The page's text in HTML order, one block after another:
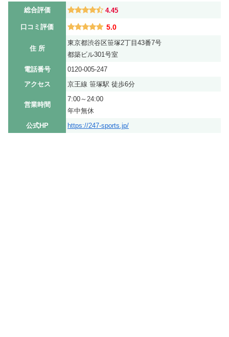
総合評価 4.45
口コミ評価 5.0
住 所
東京都渋谷区笹塚2丁目43番7号
都築ビル301号室
電話番号
0120-005-247
アクセス
京王線 笹塚駅 徒歩6分
営業時間
7:00～24:00
年中無休
公式HP
https://247-sports.jp/